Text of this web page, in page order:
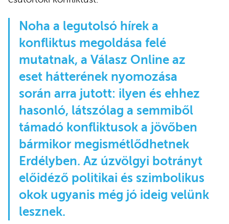
Noha a legutolsó hírek a
konfliktus megoldása felé
mutatnak, a Válasz Online az
eset hátterének nyomozása
során arra jutott: ilyen és ehhez
hasonló, látszólag a semmiből
támadó konfliktusok a jövőben
bármikor megismétlődhetnek
Erdélyben. Az úzvölgyi botrányt
előidéző politikai és szimbolikus
okok ugyanis még jó ideig velünk
lesznek.